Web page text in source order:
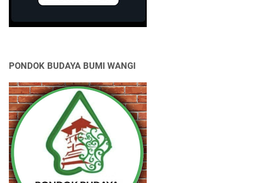
PONDOK BUDAYA BUMI WANGI